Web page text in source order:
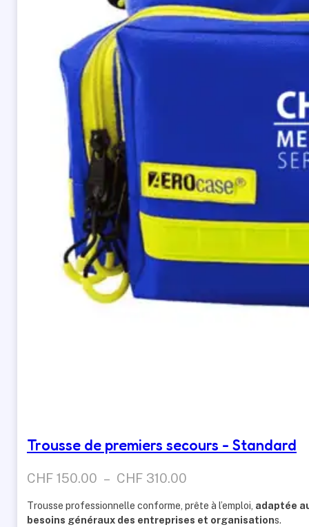
Trousse de premiers secours - Standard
CHF150.00 – CHF310.00Plage
prix :
Trousse professionnelle conforme, prête à l’emploi, adaptée
besoins généraux des entreprises et organisations.